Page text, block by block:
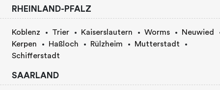
RHEINLAND-PFALZ
Koblenz Trier Kaiserslautern Worms
Neuwied
Kerpen
Haßloch Rülzheim
Mutterstadt
Schifferstadt
SAARLAND